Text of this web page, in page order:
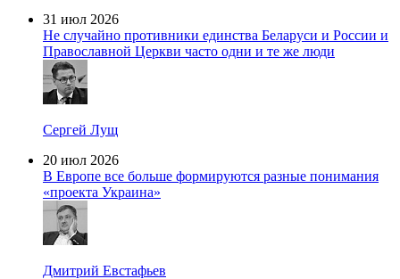
31 июл 2026
Не случайно противники единства Беларуси и России и
Православной Церкви часто одни и те же люди
Сергей Лущ
20 июл 2026
В Европе все больше формируются разные понимания
«проекта Украина»
Дмитрий Евстафьев